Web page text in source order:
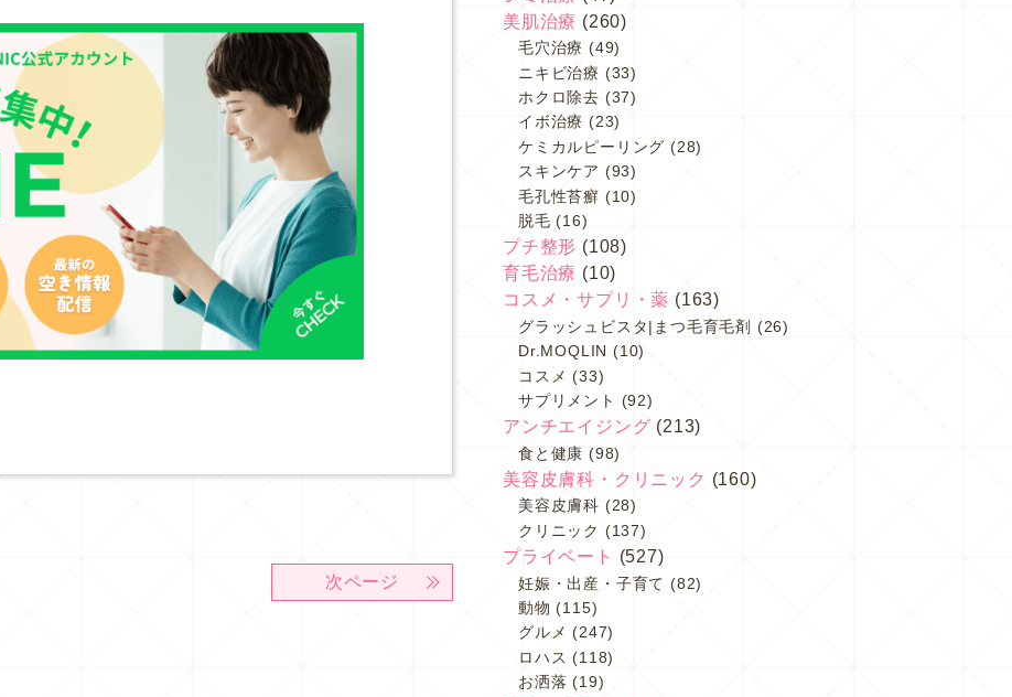
次ページ
美肌治療 (260)
毛穴治療 (49)
ニキビ治療 (33)
ホクロ除去 (37)
イボ治療 (23)
ケミカルピーリング (28)
スキンケア (93)
毛孔性苔癬 (10)
脱毛 (16)
プチ整形 (108)
育毛治療 (10)
コスメ・サプリ・薬 (163)
グラッシュビスタ|まつ毛育毛剤
(26)
Dr.MOQLIN (10)
コスメ (33)
サプリメント
(92)
アンチエイジング (213)
食と健康 (98)
美容皮膚科・クリニック (160)
美容皮膚科 (28)
クリニック (137)
プライベート (527)
妊娠・出産・子育て (82)
動物 (115)
グルメ (247)
ロハス (118)
お洒落 (19)